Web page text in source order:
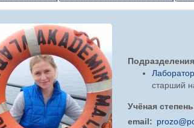
Подразделения
старший
Учёная степень
email